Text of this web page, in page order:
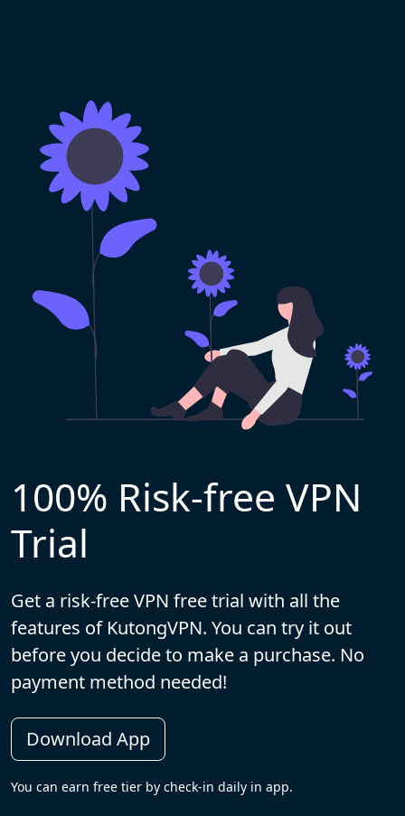
100% Risk-free VPN
Trial
Get a risk-free VPN free trial with all the
features of KutongVPN. You can try it out
before you decide to make a purchase. No
payment method needed!
Download App
You can earn free tier by check-in daily in app.